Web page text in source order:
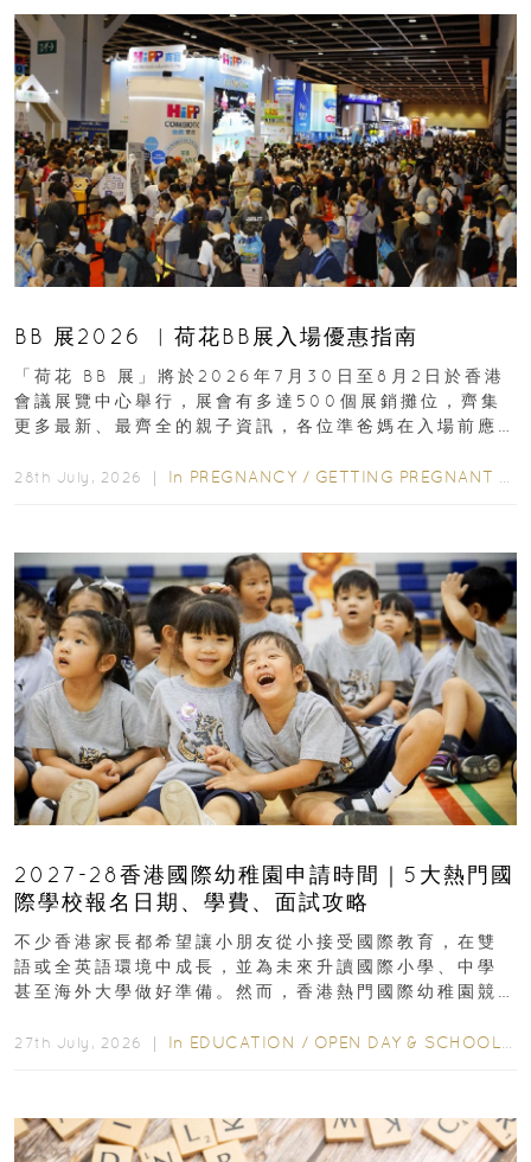
BB 展2026 ︳荷花BB展入場優惠指南
「荷花 BB 展」將於2026年7月30日至8月2日於香港
會議展覽中心舉行，展會有多達500個展銷攤位，齊集
更多最新、最齊全的親子資訊，各位準爸媽在入場前應
28th July, 2026 ｜ In PREGNANCY / GETTING PREGNANT
2027-28香港國際幼稚園申請時間｜5大熱門國
際學校報名日期、學費、面試攻略
不少香港家長都希望讓小朋友從小接受國際教育，在雙
語或全英語環境中成長，並為未來升讀國際小學、中學
甚至海外大學做好準備。然而，香港熱門國際幼稚園競
27th July, 2026 ｜ In EDUCATION / OPEN DAY & SCHOOL EVENTS